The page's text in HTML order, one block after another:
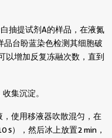
抽提试剂A的样品，在液氮
品台盼蓝染色检测其细胞破
以增加反复冻融次数，直到
集沉淀。
，使用移液器吹散混匀，在
s），然后冰上放置2 min，